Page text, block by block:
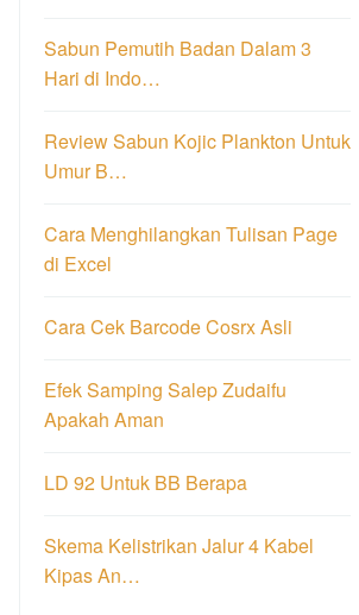
Sabun Pemutih Badan Dalam 3
Hari di Indo…
Review Sabun Kojic Plankton Untuk
Umur B…
Cara Menghilangkan Tulisan Page
di Excel
Cara Cek Barcode Cosrx Asli
Efek Samping Salep Zudaifu
Apakah Aman
LD 92 Untuk BB Berapa
Skema Kelistrikan Jalur 4 Kabel
Kipas An…